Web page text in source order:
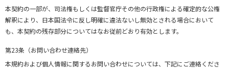
本契約の一部が、司法権もしくは監督官庁その他の行政権による確定的な公権
解釈により、日本国法令に反し明確に違法ないし無効とされる場合において
も、本契約の残存部分についてはなお従前どおり有効とします。
第23条（お問い合わせ連絡先）
本規約および個人情報に関するお問い合わせについては、下記にご連絡くださ